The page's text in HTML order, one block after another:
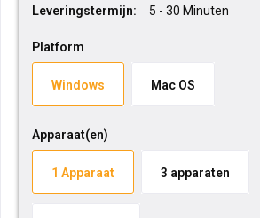
Leveringstermijn:
5 - 30 Minuten
Platform
Windows Mac OS
Apparaat(en)
1 Apparaat 3 apparaten